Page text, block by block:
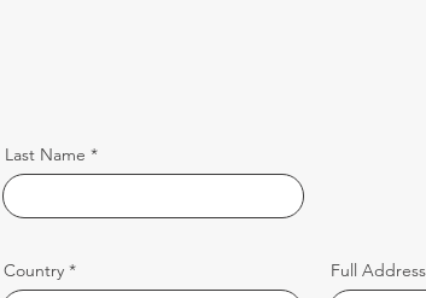
Last Name
Country Full Address